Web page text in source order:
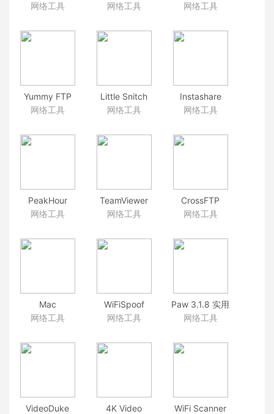
1.4.6 好用的多
网络工具
大的多标签ssh
网络工具
2.1 MacOS、
的下载工具
网络工具
Yummy FTP
Alias 2.2.13
网络工具
Little Snitch
4.0.3_CR2 防
网络工具
Instashare
1.4.6 apple设
具
网络工具
PeakHour
4.0.12 实时了
况
网络工具
TeamViewer
远程支持、远
协作和会议
网络工具
CrossFTP
1.99.0 非常给
具
网络工具
Mac
VideoRipper
视频下载工具
网络工具
WiFiSpoof
3.4.3 MAC地
网络工具
Paw 3.1.8 实用
的HTTP/REST
网络工具
VideoDuke
4K Video
WiFi Scanner